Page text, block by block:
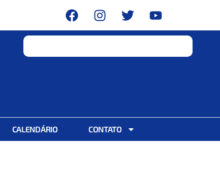
CALENDÁRIO CONTATO